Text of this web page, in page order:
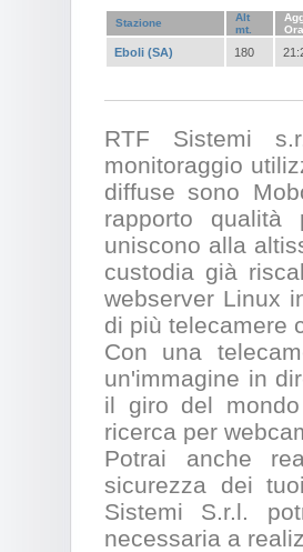
Stazione
Alt
mt.
Ora
Eboli (SA) 180
RTF Sistemi
monitoraggio
diffuse sono
rapporto qualità
uniscono alla
custodia già
webserver Linux
di più telecamere
Con una
un'immagine in
il giro del
ricerca per
Potrai anche
sicurezza dei
Sistemi S.r.l.
necessaria a